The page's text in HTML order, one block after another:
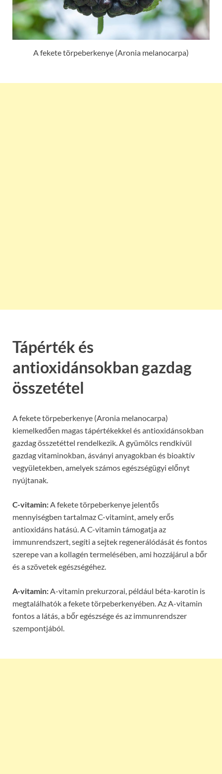
A fekete törpeberkenye (Aronia melanocarpa)
Tápérték és
antioxidánsokban gazdag
összetétel
A fekete törpeberkenye (Aronia melanocarpa)
kiemelkedően magas tápértékekkel és antioxidánsokban
gazdag összetéttel rendelkezik. A gyümölcs rendkívül
gazdag vitaminokban, ásványi anyagokban és bioaktív
vegyületekben, amelyek számos egészségügyi előnyt
nyújtanak.
C-vitamin:A fekete törpeberkenye jelentős
mennyiségben tartalmaz C-vitamint, amely erős
antioxidáns hatású. A C-vitamin támogatja az
immunrendszert, segíti a sejtek regenerálódását és fontos
szerepe van a kollagén termelésében, ami hozzájárul a bőr
és a szövetek egészségéhez.
A-vitamin:A-vitamin prekurzorai, például béta-karotin is
megtalálhatók a fekete törpeberkenyében. Az A-vitamin
fontos a látás, a bőr egészsége és az immunrendszer
szempontjából.